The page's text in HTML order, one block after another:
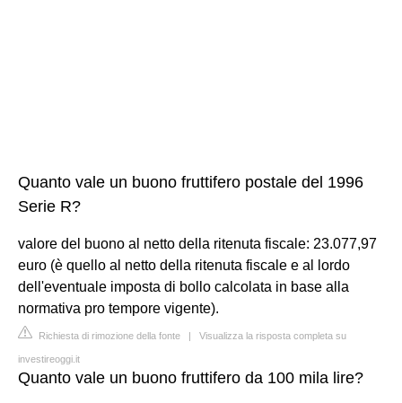
Quanto vale un buono fruttifero postale del 1996
Serie R?
valore del buono al netto della ritenuta fiscale: 23.077,97
euro (è quello al netto della ritenuta fiscale e al lordo
dell'eventuale imposta di bollo calcolata in base alla
normativa pro tempore vigente).
Richiesta di rimozione della fonte | Visualizza la risposta completa su
investireoggi.it
Quanto vale un buono fruttifero da 100 mila lire?